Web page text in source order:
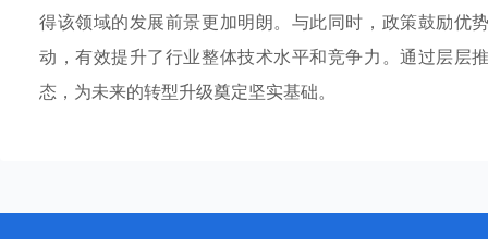
得该领域的发展前景更加明朗。与此同时，政策鼓励优
动，有效提升了行业整体技术水平和竞争力。通过层层
态，为未来的转型升级奠定坚实基础。